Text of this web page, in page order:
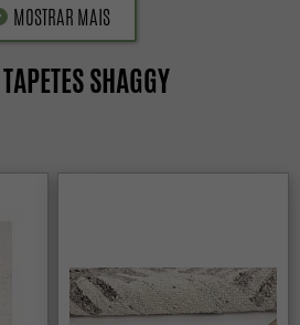
MOSTRAR MAIS
SHAGGY